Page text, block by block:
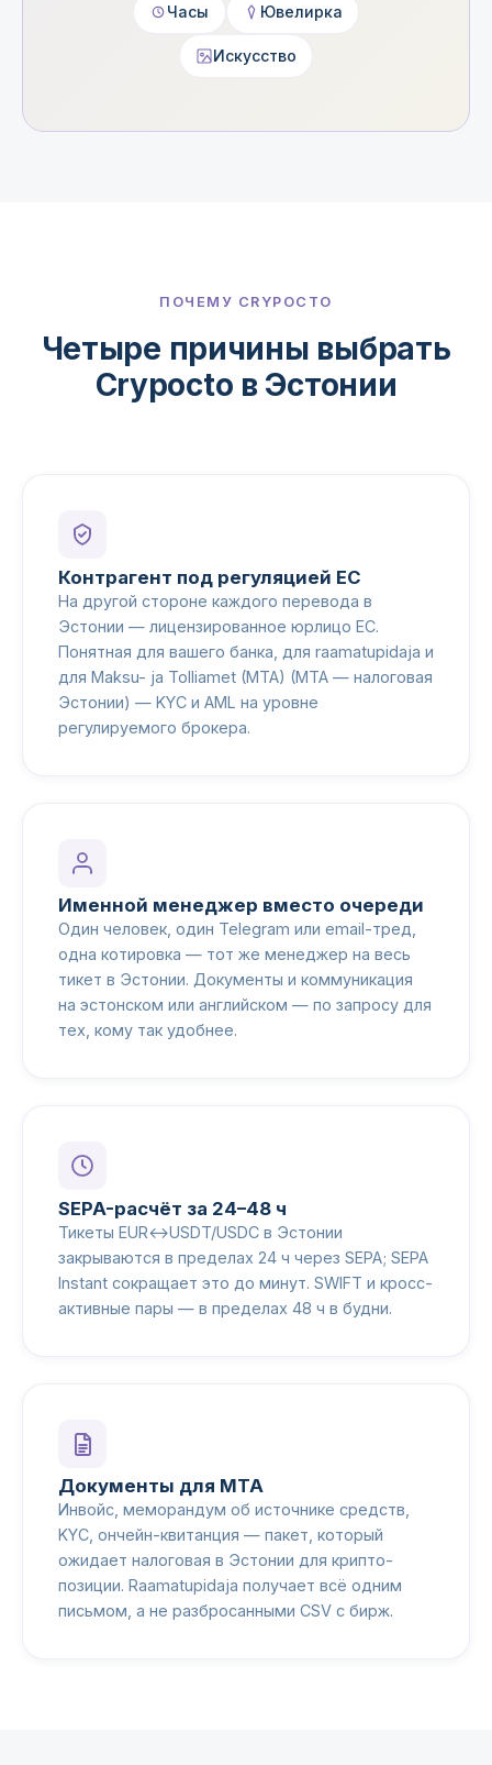
Часы Ювелирка
Искусство
ПОЧЕМУ CRYPOCTO
Четыре причины выбрать
Crypocto в Эстонии
Контрагент под регуляцией ЕС
На другой стороне каждого перевода в
Эстонии — лицензированное юрлицо ЕС.
Понятная для вашего банка, для raamatupidaja и
для Maksu- ja Tolliamet (MTA) (MTA — налоговая
Эстонии) — KYC и AML на уровне
регулируемого брокера.
Именной менеджер вместо очереди
Один человек, один Telegram или email-тред,
одна котировка — тот же менеджер на весь
тикет в Эстонии. Документы и коммуникация
на эстонском или английском — по запросу для
тех, кому так удобнее.
SEPA-расчёт за 24–48 ч
Тикеты EUR↔USDT/USDC в Эстонии
закрываются в пределах 24 ч через SEPA; SEPA
Instant сокращает это до минут. SWIFT и кросс-
активные пары — в пределах 48 ч в будни.
Документы для MTA
Инвойс, меморандум об источнике средств,
KYC, ончейн-квитанция — пакет, который
ожидает налоговая в Эстонии для крипто-
позиции. Raamatupidaja получает всё одним
письмом, а не разбросанными CSV с бирж.